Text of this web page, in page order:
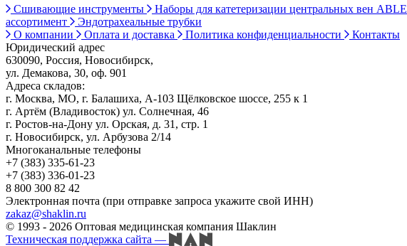
Сшивающие инструменты
Наборы для катетеризации центральных вен ABLE
ассортимент
Эндотрахеальные трубки
О компании
Оплата и доставка Политика конфиденциальности
Контакты
Юридический адрес
630090, Россия, Новосибирск,
ул. Демакова, 30, оф. 901
Адреса складов:
г. Москва, МО, г. Балашиха, А-103 Щёлковское шоссе, 255 к 1
г. Артём (Владивосток) ул. Солнечная, 46
г. Ростов-на-Дону ул. Орская, д. 31, стр. 1
г. Новосибирск, ул. Арбузова 2/14
Многоканальные телефоны
+7 (383) 335-61-23
+7 (383) 336-01-23
8 800 300 82 42
Электронная почта (при отправке запроса укажите свой ИНН)
zakaz@shaklin.ru
© 1993 - 2026 Оптовая медицинская компания Шаклин
Техническая поддержка сайта —